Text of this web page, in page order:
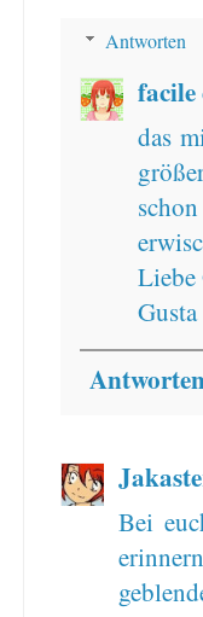
Antworten
facile
das
Liebe
Gusta
Bei